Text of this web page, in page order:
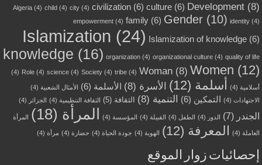
Algeria(4) child(4) city(4) civilization(6) culture(6) Development(8)
empowerment(4) family(6) Gender(10) identity(4)
Islamization (24) Islamization of knowledge(6)
knowledge (16) organization(4) organizational culture(4) quality of life
(4) Role(4) science(4) Society(4) tribe(4) Woman(8) Women (12)
أسلامية (4) أسلمة (12) الأسرة (8) الأسلمة (6) الأمثال الشعبية (4)
الاجتهادات (4) التمكين (6) التنمية (8) الثقافة (5) الثقافة التنظيمية (4) الجزائر (4)
الجندر (7) الدور (4) الطفل (4) القبيلة (4) المؤسسة (4) المرأة (18) المرأة
العاملة (4) المعرفة (12) الهوية (4) جودة الحياة (4) حضارة (4) مرأة (4)
إحصائيات زوار الموقع